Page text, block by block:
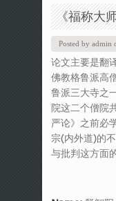
《福称大
Posted by admin
论文主要是翻
佛教格鲁派高
鲁派三大寺之
院这二个僧院
严论》之前必
宗(内外道)的
与批判这方面